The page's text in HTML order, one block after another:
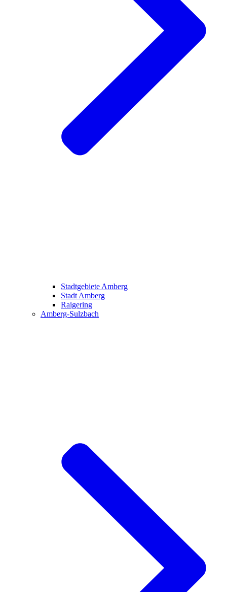
Stadtgebiete Amberg
Stadt Amberg
Raigering
Amberg-Sulzbach